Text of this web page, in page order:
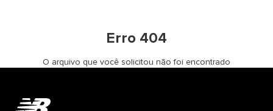
Erro 404
O arquivo que você solicitou não foi encontrado